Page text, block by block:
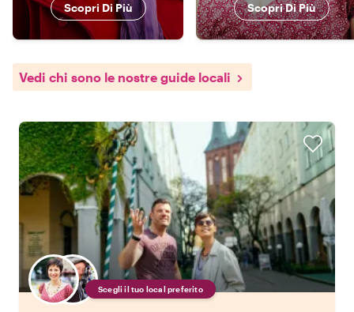
Scopri Di Più Scopri Di Più
Vedi chi sono le nostre guide locali
Scegli il tuo local preferito